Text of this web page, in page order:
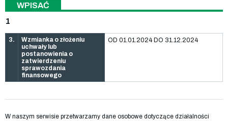
WPISAĆ
1
3.
Wzmianka o złożeniu
uchwały lub
postanowienia o
zatwierdzeniu
sprawozdania
finansowego
OD 01.01.2024 DO 31.12.2024
W naszym serwisie przetwarzamy dane osobowe dotyczące działalności